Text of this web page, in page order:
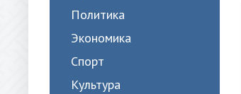
Политика
Экономика
Спорт
Культура